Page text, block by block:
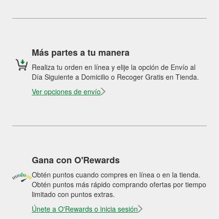
Más partes a tu manera
Realiza tu orden en línea y elije la opción de Envío al
Día Siguiente a Domicilio o Recoger Gratis en Tienda.
Ver opciones de envío
Gana con O'Rewards
Obtén puntos cuando compres en línea o en la tienda.
Obtén puntos más rápido comprando ofertas por tiempo
limitado con puntos extras.
Únete a O'Rewards o inicia sesión